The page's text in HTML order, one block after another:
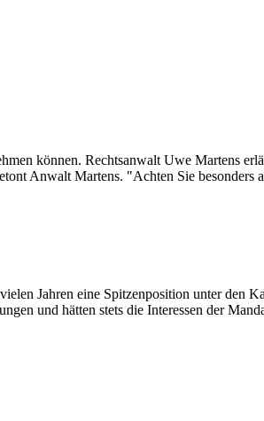
können. Rechtsanwalt Uwe Martens
Anwalt Martens. "Achten Sie besonders
Jahren eine Spitzenposition unter den
und hätten stets die Interessen der